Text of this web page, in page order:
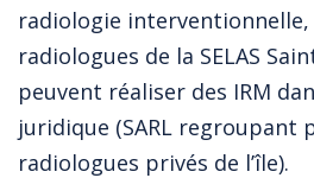
radiologie interventionnelle,
radiologues de la SELAS
peuvent réaliser des IRM
juridique (SARL regroupant
radiologues privés de l’île).